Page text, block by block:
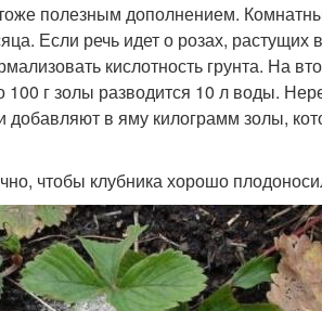
полезным дополнением.
Если речь идет о розах, растущих
кислотность грунта. На
100 г золы разводится 10 л воды.
добавляют в яму килограмм золы,
чтобы клубника хорошо